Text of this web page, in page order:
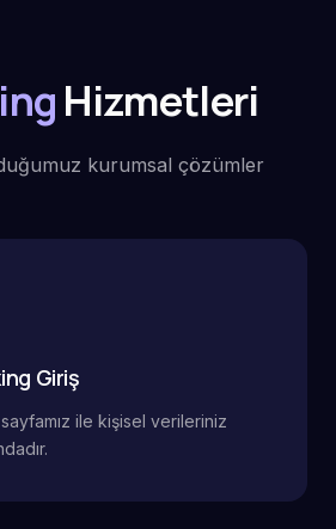
Hizmetleri
kurumsal çözümler
Giriş
ile kişisel verileriniz